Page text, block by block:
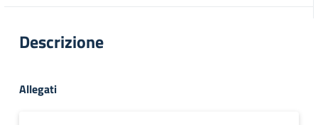
Descrizione
Allegati